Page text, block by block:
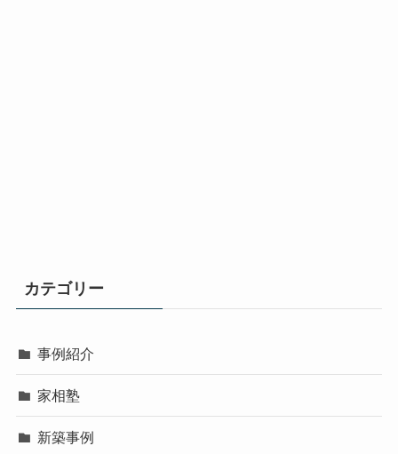
カテゴリー
事例紹介
家相塾
新築事例